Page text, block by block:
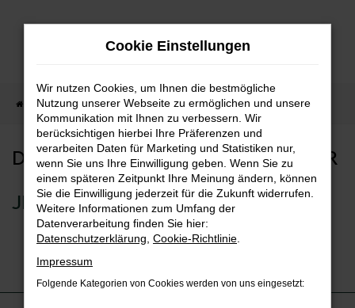
Zum
Startseite Kontakt Newsletter-Anmeldung
DER AUTOHAUS SORG NEWSLETTER
JETZT KOSTENLOS ANMELDEN!
Cookie Einstellungen
Wir nutzen Cookies, um Ihnen die bestmögliche
Nutzung unserer Webseite zu ermöglichen und unsere
Kommunikation mit Ihnen zu verbessern. Wir
berücksichtigen hierbei Ihre Präferenzen und
verarbeiten Daten für Marketing und Statistiken nur,
wenn Sie uns Ihre Einwilligung geben. Wenn Sie zu
einem späteren Zeitpunkt Ihre Meinung ändern, können
Sie die Einwilligung jederzeit für die Zukunft widerrufen.
Weitere Informationen zum Umfang der
Datenverarbeitung finden Sie hier:
Datenschutzerklärung Cookie-Richtlinie
Impressum
Folgende Kategorien von Cookies werden von uns eingesetzt: